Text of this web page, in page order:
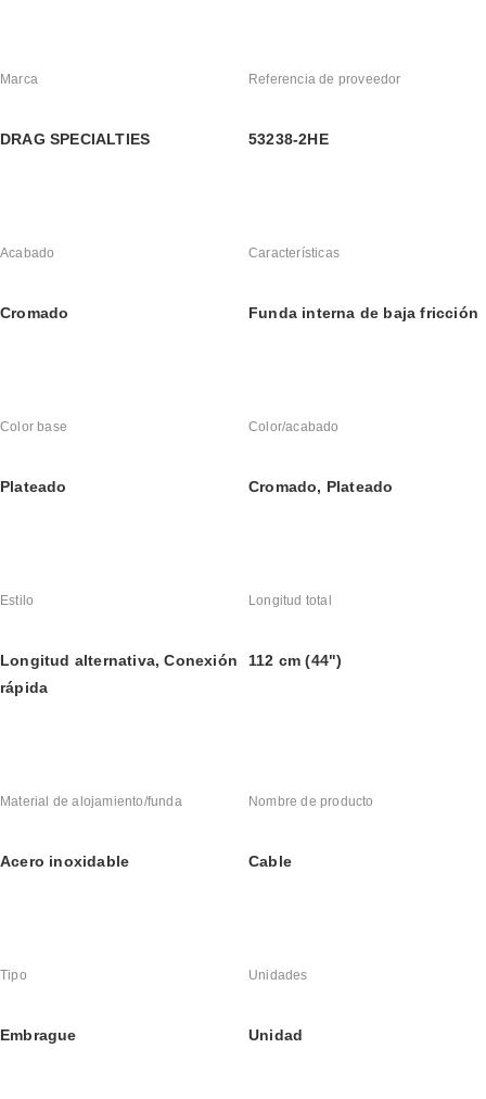
Marca
DRAG SPECIALTIES
Referencia de proveedor
53238-2HE
Acabado
Cromado
Características
Funda interna de baja fricción
Color base
Plateado
Color/acabado
Cromado, Plateado
Estilo
Longitud alternativa, Conexión
rápida
Longitud total
112 cm (44")
Material de alojamiento/funda
Acero inoxidable
Nombre de producto
Cable
Tipo
Embrague
Unidades
Unidad